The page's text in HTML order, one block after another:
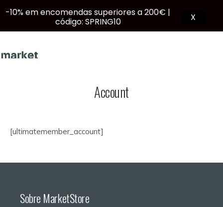
Products
Account
[ultimatemember_account]
Sobre MarketStore
-10% em encomendas superiores a 200€ |
código: SPRING10
X